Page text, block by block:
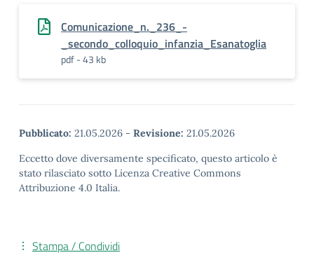
Comunicazione_n._236_-
_secondo_colloquio_infanzia_Esanatoglia
pdf - 43 kb
Pubblicato: 21.05.2026 - Revisione: 21.05.2026
Eccetto dove diversamente specificato, questo articolo è
stato rilasciato sotto Licenza Creative Commons
Attribuzione 4.0 Italia.
Stampa / Condividi